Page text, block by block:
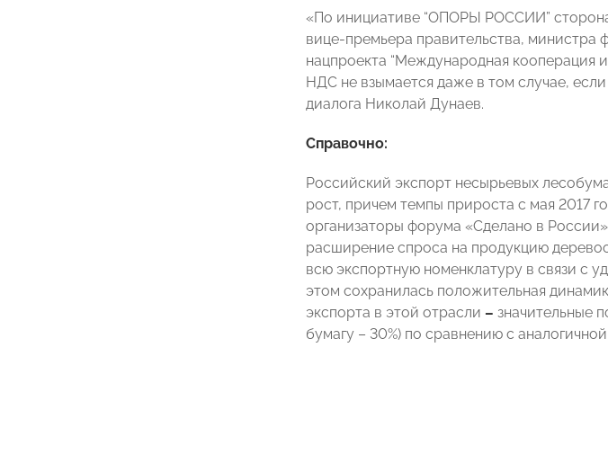
«По инициативе “ОПОРЫ РОССИИ”
вице-премьера правительства, министра
нацпроекта “Международная кооперация
НДС не взымается даже в том случае,
диалога Николай Дунаев.
Справочно:
Российский экспорт несырьевых
рост, причем темпы прироста с мая 2017
организаторы форума «Сделано в
расширение спроса на продукцию
всю экспортную номенклатуру в связи с
этом сохранилась положительная
экспорта в этой отрасли – значительные
бумагу – 30%) по сравнению с